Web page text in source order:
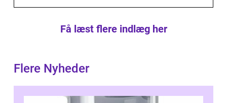
Få læst flere indlæg her
Flere Nyheder